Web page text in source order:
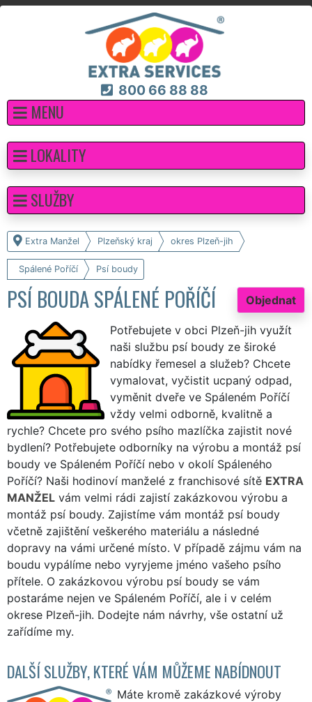
800 66 88 88
MENU
Extra Manžel Plzeňský kraj okres Plzeň-jih
Spálené Poříčí Psí boudy
Objednat
PSÍ BOUDA SPÁLENÉ POŘÍČÍ
Potřebujete v obci Plzeň-jih využít
naši službu psí boudy ze široké
nabídky řemesel a služeb? Chcete
vymalovat, vyčistit ucpaný odpad,
vyměnit dveře ve Spáleném Poříčí
vždy velmi odborně, kvalitně a
rychle? Chcete pro svého psího mazlíčka zajistit nové
bydlení? Potřebujete odborníky na výrobu a montáž psí
boudy ve Spáleném Poříčí nebo v okolí Spáleného
Poříčí? Naši hodinoví manželé z franchisové sítě EXTRA
MANŽEL vám velmi rádi zajistí zakázkovou výrobu a
montáž psí boudy. Zajistíme vám montáž psí boudy
včetně zajištění veškerého materiálu a následné
dopravy na vámi určené místo. V případě zájmu vám na
boudu vypálíme nebo vyryjeme jméno vašeho psího
přítele. O zakázkovou výrobu psí boudy se vám
postaráme nejen ve Spáleném Poříčí, ale i v celém
okrese Plzeň-jih. Dodejte nám návrhy, vše ostatní už
zařídíme my.
DALŠÍ SLUŽBY, KTERÉ VÁM MŮŽEME NABÍDNOUT
Máte kromě zakázkové výroby
LOKALITY
SLUŽBY